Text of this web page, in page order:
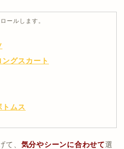
ールします。
グスカート
ムス
て、 気分やシーンに合わせて選